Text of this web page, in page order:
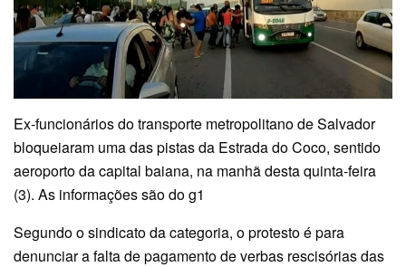
Ex-funcionários do transporte metropolitano de Salvador
bloqueiaram uma das pistas da Estrada do Coco, sentido
aeroporto da capital baiana, na manhã desta quinta-feira
(3). As informações são do g1
Segundo o sindicato da categoria, o protesto é para
denunciar a falta de pagamento de verbas rescisórias das